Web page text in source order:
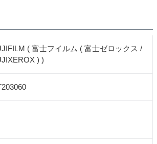
( 富士フイルム ( 富士ゼロックス /
) )